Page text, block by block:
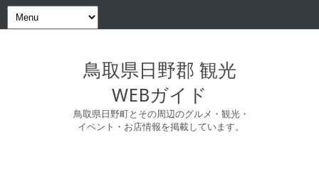
鳥取県日野郡 観光
WEBガイド
鳥取県日野町とその周辺のグルメ・観光・
イベント・お店情報を掲載しています。